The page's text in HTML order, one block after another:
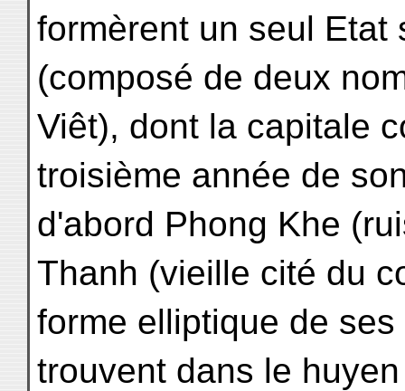
formèrent un seul Etat
(composé de deux
Viêt), dont la capitale
troisième année de
d'abord Phong Khe
Thanh (vieille cité du
forme elliptique de
trouvent dans le